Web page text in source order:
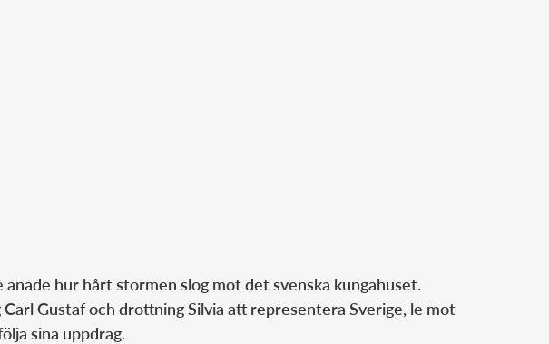
anade hur hårt stormen slog mot det svenska kungahuset.
Gustaf och drottning Silvia att representera Sverige, le mot
sina uppdrag.